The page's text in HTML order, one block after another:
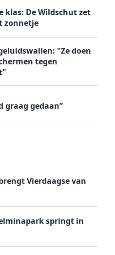
klas: De Wildschut zet
zonnetje
"Ze doen
tegen
graag gedaan”
Vierdaagse van
springt in